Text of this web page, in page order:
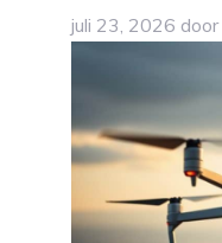
juli 23, 2026 door